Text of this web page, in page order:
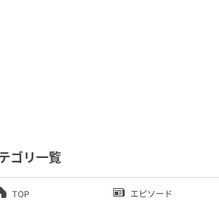
ゴリ一覧
TOP エピソード